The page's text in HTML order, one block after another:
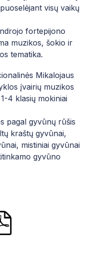
CENTRAS
Į NČMM
PAŽYMĖJIMAS
APIE
GRAFIKAS
IR DARŽOVIŲ BEI
NAUDOJIMO
PIANISTŲ
2026
FESTIVALIS
VOKALINIŲ IR
KONKURSAS
KAMERINIŲ
SONATA 2025
CHORO
ČIURLIONIJA“
visų vaikų
fortepijono
muzikos, šokio ir
tematika.
Mikalojaus
įvairių muzikos
4 klasių mokiniai
pagal gyvūnų rūšis
kraštų gyvūnai,
mistiniai gyvūnai
gyvūno